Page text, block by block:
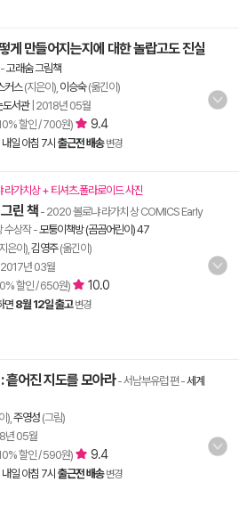
게 만들어지는지에 대한 놀랍고도 진실
-고래숨 그림책
커스(지은이), 이승숙(옮긴이)
도서관| 2018년 05월
할인 / 700원) 9.4
내일 아침 7시 출근전 배송 변경
가치상 + 티셔츠.폴라로이드 사진
린 책 - 2020 볼로냐 라가치 상 COMICS Early
수상작-모퉁이책방 (곰곰어린이) 47
은이), 김영주(옮긴이)
2017년 03월
할인 / 650원) 10.0
면8월 12일 출고 변경
흩어진 지도를 모아라- 서남부유럽 편 -세계
), 주영성 (그림)
년 05월
할인 / 590원) 9.4
내일 아침 7시 출근전 배송 변경